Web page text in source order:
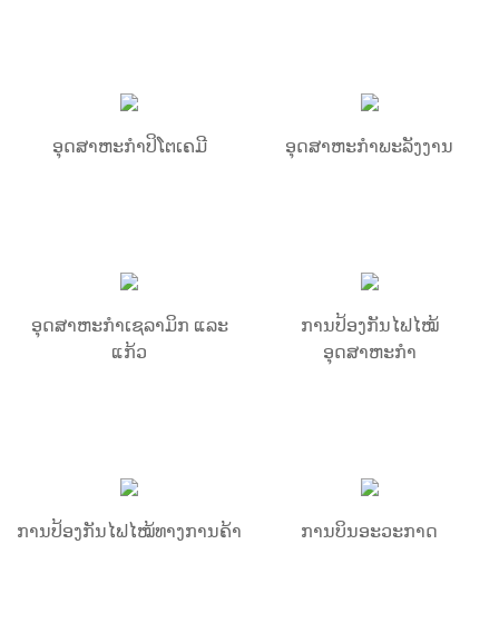
ອຸດສາຫະກຳປິໂຕເຄມີ ອຸດສາຫະກຳພະລັງງານ
ອຸດສາຫະກຳເຊລາມິກ ແລະ
ແກ້ວ
ການປ້ອງກັນໄຟໄໝ້
ອຸດສາຫະກຳ
ການປ້ອງກັນໄຟໄໝ້ທາງການຄ້າ ການບິນອະວະກາດ